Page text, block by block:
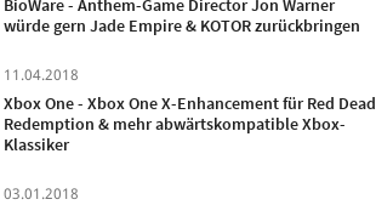
BioWare - Anthem-Game Director Jon Warner
würde gern Jade Empire & KOTOR zurückbringen
11.04.2018
Xbox One - Xbox One X-Enhancement für Red Dead
Redemption & mehr abwärtskompatible Xbox-
Klassiker
03.01.2018